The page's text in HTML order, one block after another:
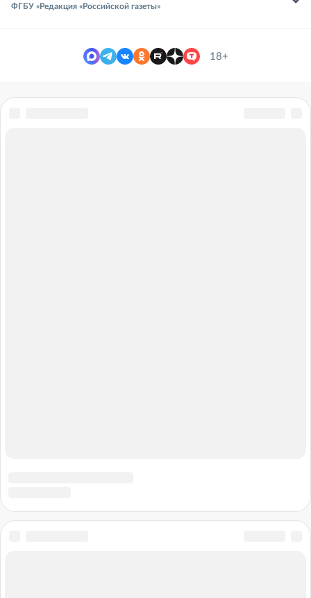
ФГБУ «Редакция «Российской газеты»
18+